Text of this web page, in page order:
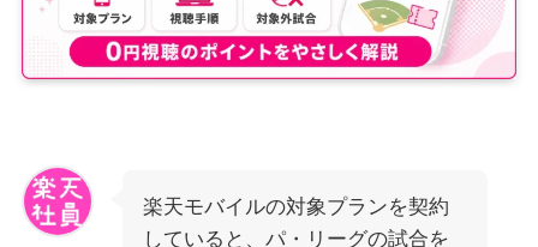
楽天モバイルの対象プランを契約
していると、パ・リーグの試合を